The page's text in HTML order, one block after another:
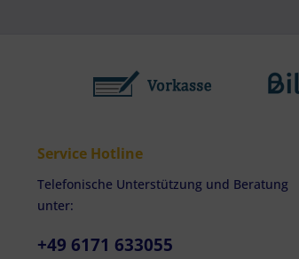
Service Hotline
Telefonische Unterstützung und Beratung
unter:
+49 6171 633055